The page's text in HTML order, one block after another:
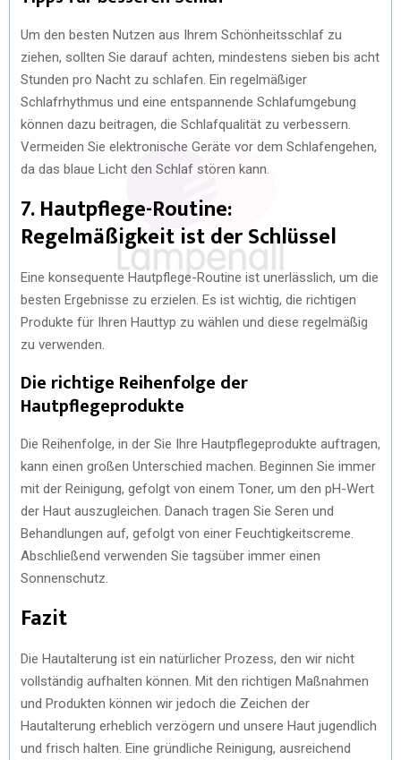
Um den besten Nutzen aus Ihrem Schönheitsschlaf zu
ziehen, sollten Sie darauf achten, mindestens sieben bis acht
Stunden pro Nacht zu schlafen. Ein regelmäßiger
Schlafrhythmus und eine entspannende Schlafumgebung
können dazu beitragen, die Schlafqualität zu verbessern.
Vermeiden Sie elektronische Geräte vor dem Schlafengehen,
da das blaue Licht den Schlaf stören kann.
7. Hautpflege-Routine:
Regelmäßigkeit ist der Schlüssel
Eine konsequente Hautpflege-Routine ist unerlässlich, um die
besten Ergebnisse zu erzielen. Es ist wichtig, die richtigen
Produkte für Ihren Hauttyp zu wählen und diese regelmäßig
zu verwenden.
Die richtige Reihenfolge der
Hautpflegeprodukte
Die Reihenfolge, in der Sie Ihre Hautpflegeprodukte auftragen,
kann einen großen Unterschied machen. Beginnen Sie immer
mit der Reinigung, gefolgt von einem Toner, um den pH-Wert
der Haut auszugleichen. Danach tragen Sie Seren und
Behandlungen auf, gefolgt von einer Feuchtigkeitscreme.
Abschließend verwenden Sie tagsüber immer einen
Sonnenschutz.
Fazit
Die Hautalterung ist ein natürlicher Prozess, den wir nicht
vollständig aufhalten können. Mit den richtigen Maßnahmen
und Produkten können wir jedoch die Zeichen der
Hautalterung erheblich verzögern und unsere Haut jugendlich
und frisch halten. Eine gründliche Reinigung, ausreichend